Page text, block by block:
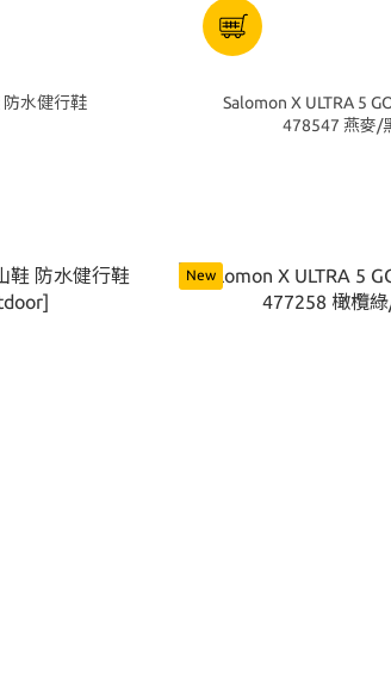
防水健行鞋
Salomon X ULTRA 5
478547 燕麥/
New